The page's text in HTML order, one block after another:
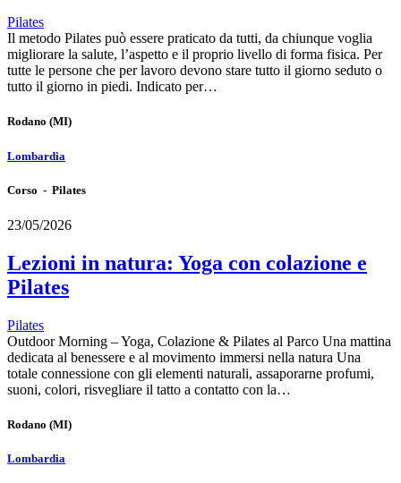
Pilates
Il metodo Pilates può essere praticato da tutti, da chiunque voglia
migliorare la salute, l’aspetto e il proprio livello di forma fisica. Per
tutte le persone che per lavoro devono stare tutto il giorno seduto o
tutto il giorno in piedi. Indicato per…
Rodano (MI)
Lombardia
Corso - Pilates
23/05/2026
Lezioni in natura: Yoga con colazione e
Pilates
Pilates
Outdoor Morning – Yoga, Colazione & Pilates al Parco Una mattina
dedicata al benessere e al movimento immersi nella natura Una
totale connessione con gli elementi naturali, assaporarne profumi,
suoni, colori, risvegliare il tatto a contatto con la…
Rodano (MI)
Lombardia